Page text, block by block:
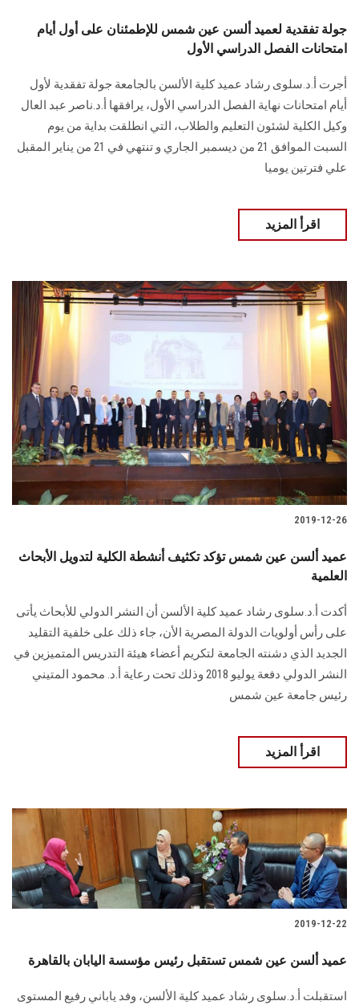
جولة تفقدية لعميد ألسن عين شمس للإطمئنان على أول أيام
امتحانات الفصل الدراسي الأول
أجرت أ.د.سلوى رشاد عميد كلية الألسن بالجامعة جولة تفقدية لأول
أيام امتحانات نهاية الفصل الدراسي الأول، يرافقها أ.د.ناصر عبد العال
وكيل الكلية لشئون التعليم والطلاب، التي انطلقت بداية من يوم
السبت الموافق 21 من ديسمبر الجاري و تنتهي في 21 من يناير المقبل
علي فترتين يوميا
اقرأ المزيد
2019-12-26
عميد ألسن عين شمس تؤكد تكثيف أنشطة الكلية لتدويل الأبحاث
العلمية
أكدت أ.د.سلوى رشاد عميد كلية الألسن أن النشر الدولي للأبحاث يأتى
على رأس أولويات الدولة المصرية الأن، جاء ذلك على خلفية التقليد
الجديد الذي دشنته الجامعة لتكريم أعضاء هيئة التدريس المتميزين في
النشر الدولي دفعة يوليو 2018 وذلك تحت رعاية أ.د. محمود المتيني
رئيس جامعة عين شمس
اقرأ المزيد
2019-12-22
عميد ألسن عين شمس تستقبل رئيس مؤسسة اليابان بالقاهرة
استقبلت أ.د.سلوى رشاد عميد كلية الألسن، وفد ياباني رفيع المستوى